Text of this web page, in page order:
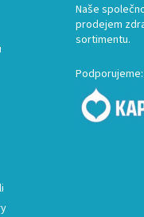
Naše
prodejem
sortimentu.
Podporujeme: